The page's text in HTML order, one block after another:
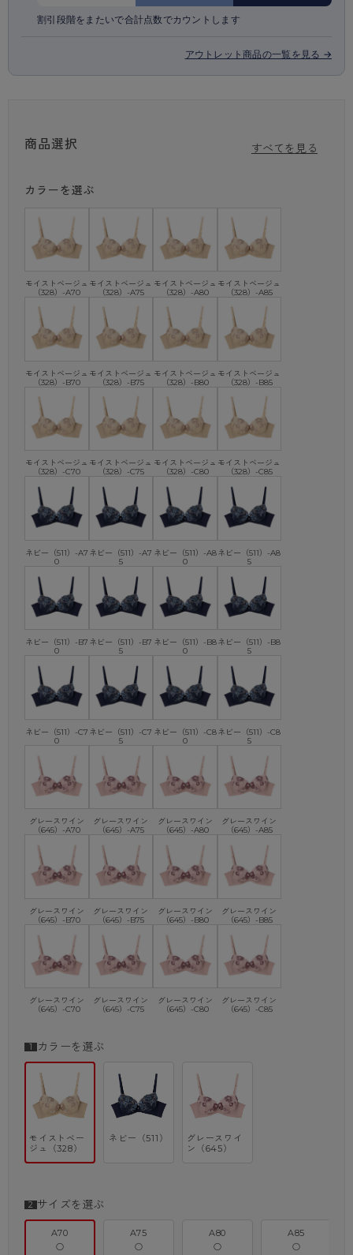
割引段階をまたいで合計点数でカウントします
アウトレット商品の一覧を見る →
商品選択 すべてを見る
カラーを選ぶ
モイストベージュ
（328）-A70
モイストベージュ
（328）-A75
モイストベージュ
（328）-A80
モイストベージュ
（328）-A85
モイストベージュ
（328）-B70
モイストベージュ
（328）-B75
モイストベージュ
（328）-B80
モイストベージュ
（328）-B85
モイストベージュ
（328）-C70
モイストベージュ
（328）-C75
モイストベージュ
（328）-C80
モイストベージュ
（328）-C85
ネビー（511）-A7
0
ネビー（511）-A7
5
ネビー（511）-A8
0
ネビー（511）-A8
5
ネビー（511）-B7
0
ネビー（511）-B7
5
ネビー（511）-B8
0
ネビー（511）-B8
5
ネビー（511）-C7
0
ネビー（511）-C7
5
ネビー（511）-C8
0
ネビー（511）-C8
5
グレースワイン
（645）-A70
グレースワイン
（645）-A75
グレースワイン
（645）-A80
グレースワイン
（645）-A85
グレースワイン
（645）-B70
グレースワイン
（645）-B75
グレースワイン
（645）-B80
グレースワイン
（645）-B85
グレースワイン
（645）-C70
グレースワイン
（645）-C75
グレースワイン
（645）-C80
グレースワイン
（645）-C85
カラーを選ぶ
モイストベー
ジュ（328）
ネビー（511）
グレースワイ
ン（645）
サイズを選ぶ
A70
○
A75
○
A80
○
A85
○